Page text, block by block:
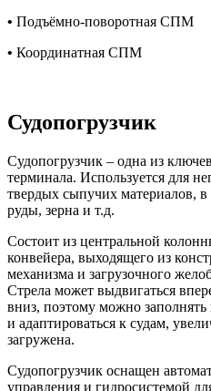
• Подъёмно-поворотная СПМ
• Координатная СПМ
Судопогрузчик
Судопогрузчик – одна из
терминала. Используется для
твердых сыпучих материалов, в
руды, зерна и т.д.
Состоит из центральной
конвейера, выходящего из
механизма и загрузочного
Стрела может выдвигаться
вниз, поэтому можно
и адаптироваться к судам,
загружена.
Судопогрузчик оснащен
управления и гидросистемой